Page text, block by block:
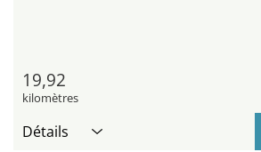
19,92
kilomètres
Détails